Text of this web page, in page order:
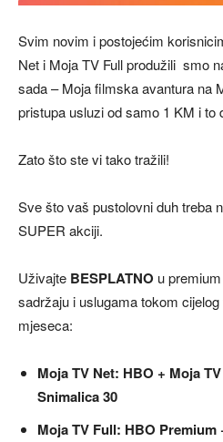
Svim novim i postojećim
Net i Moja TV Full produžili smo
sada – Moja filmska avantura na
pristupa usluzi od samo 1 KM i to
Zato što ste vi tako tražili!
Sve što vaš pustolovni duh treba
SUPER akciji.
Uživajte BESPLATNO u
sadržaju i uslugama tokom
mjeseca:
Moja TV Net: HBO + Moja
Snimalica 30
Moja TV Full: HBO Premium